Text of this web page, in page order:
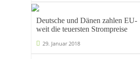
Deutsche und Dänen zahlen EU-
weit die teuersten Strompreise
29. Januar 2018